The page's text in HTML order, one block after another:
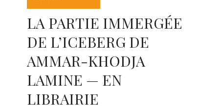
LA PARTIE IMMERGÉE
DE L’ICEBERG DE
AMMAR-KHODJA
LAMINE — EN
LIBRAIRIE